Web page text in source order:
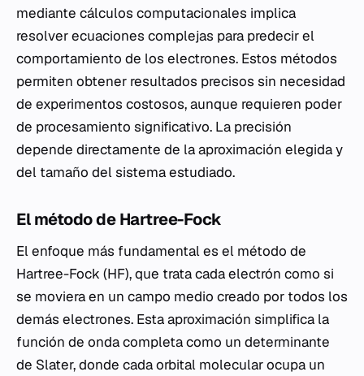
mediante cálculos computacionales implica
resolver ecuaciones complejas para predecir el
comportamiento de los electrones. Estos métodos
permiten obtener resultados precisos sin necesidad
de experimentos costosos, aunque requieren poder
de procesamiento significativo. La precisión
depende directamente de la aproximación elegida y
del tamaño del sistema estudiado.
El método de Hartree-Fock
El enfoque más fundamental es el método de
Hartree-Fock (HF), que trata cada electrón como si
se moviera en un campo medio creado por todos los
demás electrones. Esta aproximación simplifica la
función de onda completa como un determinante
de Slater, donde cada orbital molecular ocupa un